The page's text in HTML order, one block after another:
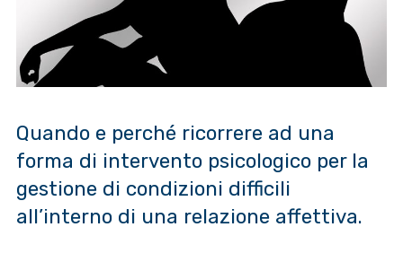
Quando e perché ricorrere ad una
forma di intervento psicologico per la
gestione di condizioni difficili
all’interno di una relazione affettiva.